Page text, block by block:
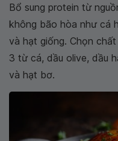
Bổ sung protein từ
không bão hòa như cá
và hạt giống. Chọn
3 từ cá, dầu olive, dầu
và hạt bơ.